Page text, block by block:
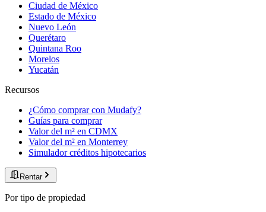
Ciudad de México
Estado de México
Nuevo León
Querétaro
Quintana Roo
Morelos
Yucatán
Recursos
¿Cómo comprar con Mudafy?
Guías para comprar
Valor del m² en CDMX
Valor del m² en Monterrey
Simulador créditos hipotecarios
Rentar
Por tipo de propiedad